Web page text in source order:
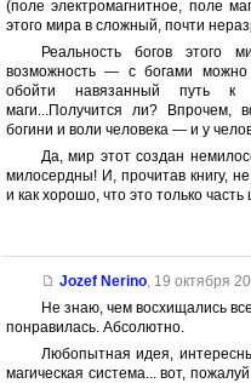
(поле электромагнитное, поле
этого мира в сложный, почти
Реальность богов этого
возможность — с богами можно
обойти навязанный путь к
маги...Получится ли? Впрочем,
богини и воли человека — и у
Да, мир этот создан
милосердны! И, прочитав книгу,
и как хорошо, что это только часть
Jozef Nerino, 19 октября
Не знаю, чем восхищались
понравилась. Абсолютно.
Любопытная идея,
магическая система... вот,